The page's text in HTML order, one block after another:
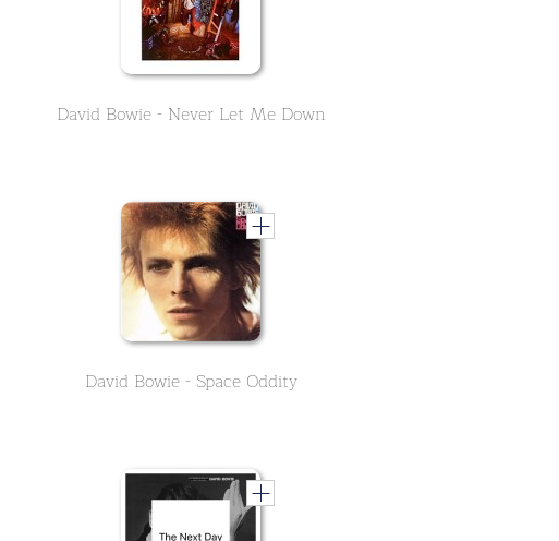
David Bowie - Never Let Me Down
David Bowie - Space Oddity